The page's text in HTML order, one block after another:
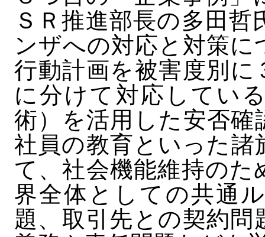
ＳＲ推進部長の多田
ンザへの対応と対策
行動計画を被害度別に
に分けて対応してい
術）を活用した安否確
社員の教育といった諸
て、社会機能維持のた
界全体としての共通
題、取引先との契約